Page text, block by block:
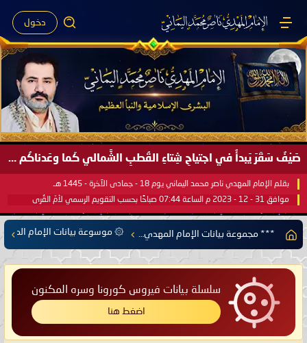
دخول
صَيْفُ سَقَرَ يَبدأُ في اجتياحِ شِتاءِ القُطبِ الشَّمالي كَما وعَدناكُم بالحقِّ لعَامِكم هذا (1445 هـ) ..
بقلم الإمام المهدي ناصر محمد اليماني يوم 18 - جمادى الآخرة - 1445 هـ
موافق 31 - 12 - 2023 م الساعة 07:44 صباحًا بحسب التقويم الرسمي لأمّ القُرى
*** مجموعة بيانات الإمام المهدي ناصر محمد اليماني *** ۞ موسوعة بيانات الإمام
سلسلة بيانات فيروس كورونا وسره المكنون
اضغط هنا